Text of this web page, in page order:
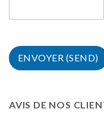
AVIS DE NOS